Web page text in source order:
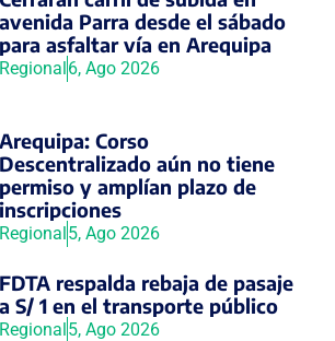
avenida Parra desde el sábado
para asfaltar vía en Arequipa
Regional6, Ago 2026
Arequipa: Corso
Descentralizado aún no tiene
permiso y amplían plazo de
inscripciones
Regional5, Ago 2026
FDTA respalda rebaja de pasaje
a S/ 1 en el transporte público
Regional5, Ago 2026